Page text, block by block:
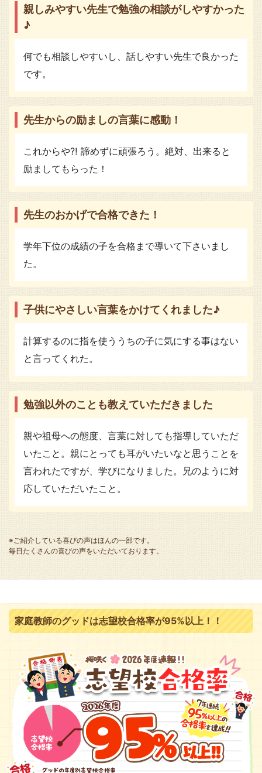
親しみやすい先生で勉強の相談がしやすかった
♪
何でも相談しやすいし、話しやすい先生で良かった
です。
先生からの励ましの言葉に感動！
これからや⁈ 諦めずに頑張ろう。絶対、出来ると
励ましてもらった！
先生のおかげで合格できた！
学年下位の成績の子を合格まで導いて下さいまし
た。
子供にやさしい言葉をかけてくれました♪
計算するのに指を使ううちの子に気にする事はない
と言ってくれた。
勉強以外のことも教えていただきました
親や祖母への態度、言葉に対しても指導していただ
いたこと。親にとっても耳がいたいなと思うことを
言われたですが、学びになりました。兄のように対
応していただいたこと。
※ご紹介している喜びの声はほんの一部です。
毎日たくさんの喜びの声をいただいております。
家庭教師のグッドは志望校合格率が95%以上！！